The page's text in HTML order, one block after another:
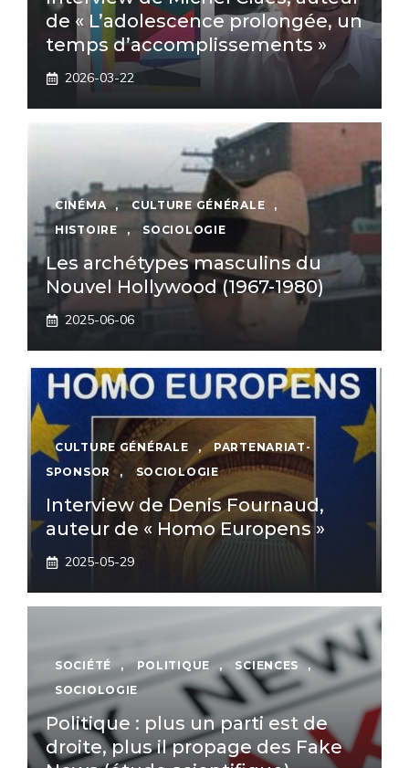
de « L’adolescence prolongée, un
temps d’accomplissements »
2026-03-22
CINÉMA , CULTURE GÉNÉRALE
,
HISTOIRE
, SOCIOLOGIE
Les archétypes masculins du
Nouvel Hollywood (1967-1980)
2025-06-06
CULTURE GÉNÉRALE ,
PARTENARIAT-
SPONSOR
, SOCIOLOGIE
Interview de Denis Fournaud,
auteur de « Homo Europens »
2025-05-29
SOCIÉTÉ , POLITIQUE , SCIENCES
,
SOCIOLOGIE
Politique : plus un parti est de
droite, plus il propage des Fake